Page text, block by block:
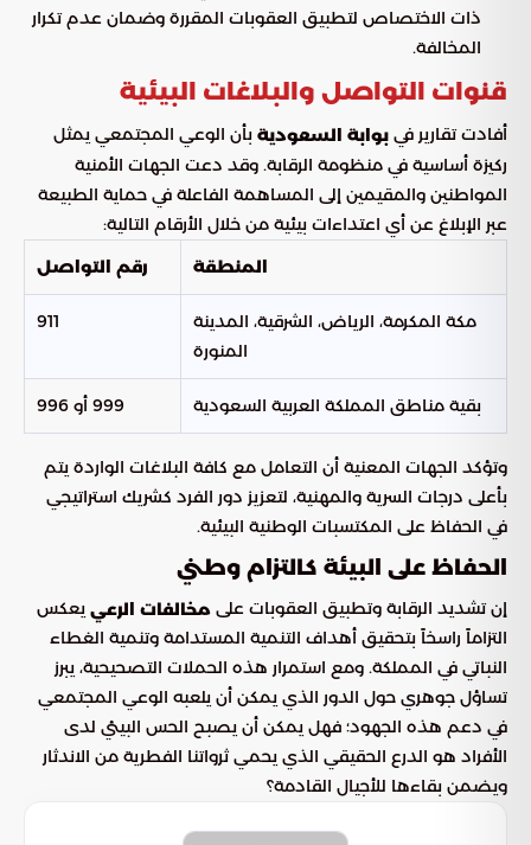
ذات الاختصاص لتطبيق العقوبات المقررة وضمان عدم تكرار
المخالفة.
قنوات التواصل والبلاغات البيئية
أفادت تقارير في بوابة السعودية بأن الوعي المجتمعي يمثل
ركيزة أساسية في منظومة الرقابة. وقد دعت الجهات الأمنية
المواطنين والمقيمين إلى المساهمة الفاعلة في حماية الطبيعة
عبر الإبلاغ عن أي اعتداءات بيئية من خلال الأرقام التالية:
المنطقة
رقم التواصل
مكة المكرمة، الرياض، الشرقية، المدينة
المنورة
911
بقية مناطق المملكة العربية السعودية 999 أو 996
وتؤكد الجهات المعنية أن التعامل مع كافة البلاغات الواردة يتم
بأعلى درجات السرية والمهنية، لتعزيز دور الفرد كشريك استراتيجي
في الحفاظ على المكتسبات الوطنية البيئية.
الحفاظ على البيئة كالتزام وطني
إن تشديد الرقابة وتطبيق العقوبات على مخالفات الرعي يعكس
التزاماً راسخاً بتحقيق أهداف التنمية المستدامة وتنمية الغطاء
النباتي في المملكة. ومع استمرار هذه الحملات التصحيحية، يبرز
تساؤل جوهري حول الدور الذي يمكن أن يلعبه الوعي المجتمعي
في دعم هذه الجهود؛ فهل يمكن أن يصبح الحس البيئي لدى
الأفراد هو الدرع الحقيقي الذي يحمي ثرواتنا الفطرية من الاندثار
ويضمن بقاءها للأجيال القادمة؟